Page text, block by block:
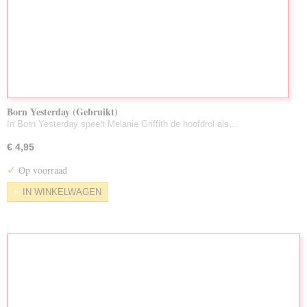
Born Yesterday (Gebruikt)
In Born Yesterday speelt Melanie Griffith de hoofdrol als…
€ 4,95
✓ Op voorraad
IN WINKELWAGEN